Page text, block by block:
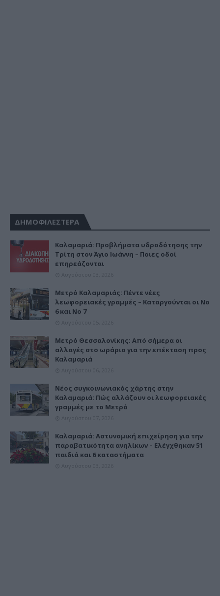
ΔΗΜΟΦΙΛΕΣΤΕΡΑ
Καλαμαριά: Προβλήματα υδροδότησης την
Τρίτη στον Άγιο Ιωάννη – Ποιες οδοί
επηρεάζονται
Μετρό Καλαμαριάς: Πέντε νέες
λεωφορειακές γραμμές – Καταργούνται οι Νο
6 και Νο 7
Μετρό Θεσσαλονίκης: Από σήμερα οι
αλλαγές στο ωράριο για την επέκταση προς
Καλαμαριά
Νέος συγκοινωνιακός χάρτης στην
Καλαμαριά: Πώς αλλάζουν οι λεωφορειακές
γραμμές με το Μετρό
Καλαμαριά: Αστυνομική επιχείρηση για την
παραβατικότητα ανηλίκων – Ελέγχθηκαν 51
παιδιά και 6 καταστήματα